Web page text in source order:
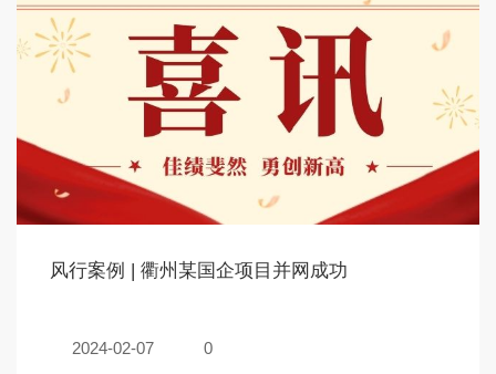
风行案例 | 衢州某国企项目并网成功
2024-02-07 0